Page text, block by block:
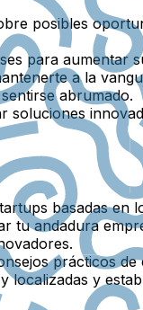
posibles
para aumentar
a la
abrumado.
soluciones
basadas en
tu andadura
prácticos de
localizadas y